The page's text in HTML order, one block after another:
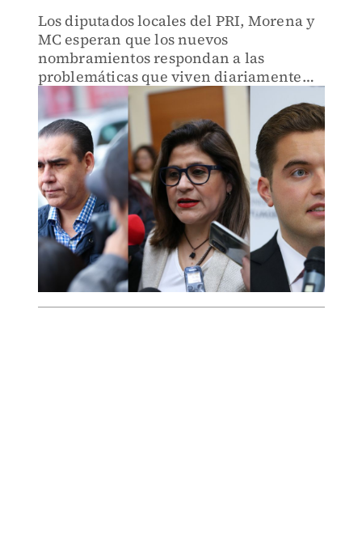
Los diputados locales del PRI, Morena y
MC esperan que los nuevos
nombramientos respondan a las
problemáticas que viven diariamente
los ciudadanos.